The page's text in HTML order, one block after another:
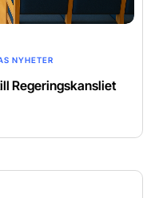
NYHETER
Regeringskansliet